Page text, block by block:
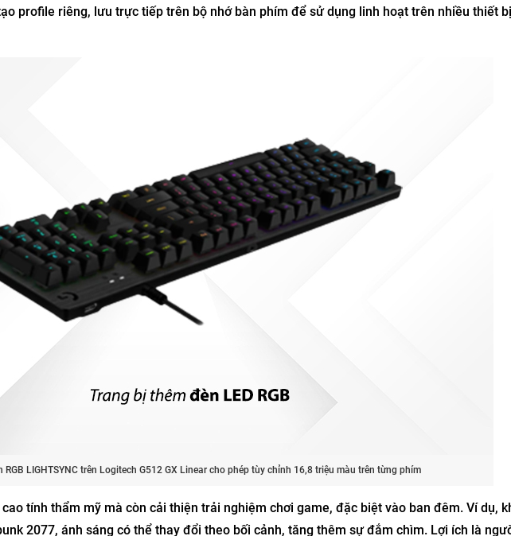
profile riêng, lưu trực tiếp trên bộ nhớ bàn phím để sử dụng linh hoạt trên nhiều thiết
RGB LIGHTSYNC trên Logitech G512 GX Linear cho phép tùy chỉnh 16,8 triệu màu trên từng phím
tính thẩm mỹ mà còn cải thiện trải nghiệm chơi game, đặc biệt vào ban đêm. Ví dụ,
2077, ánh sáng có thể thay đổi theo bối cảnh, tăng thêm sự đắm chìm. Lợi ích là